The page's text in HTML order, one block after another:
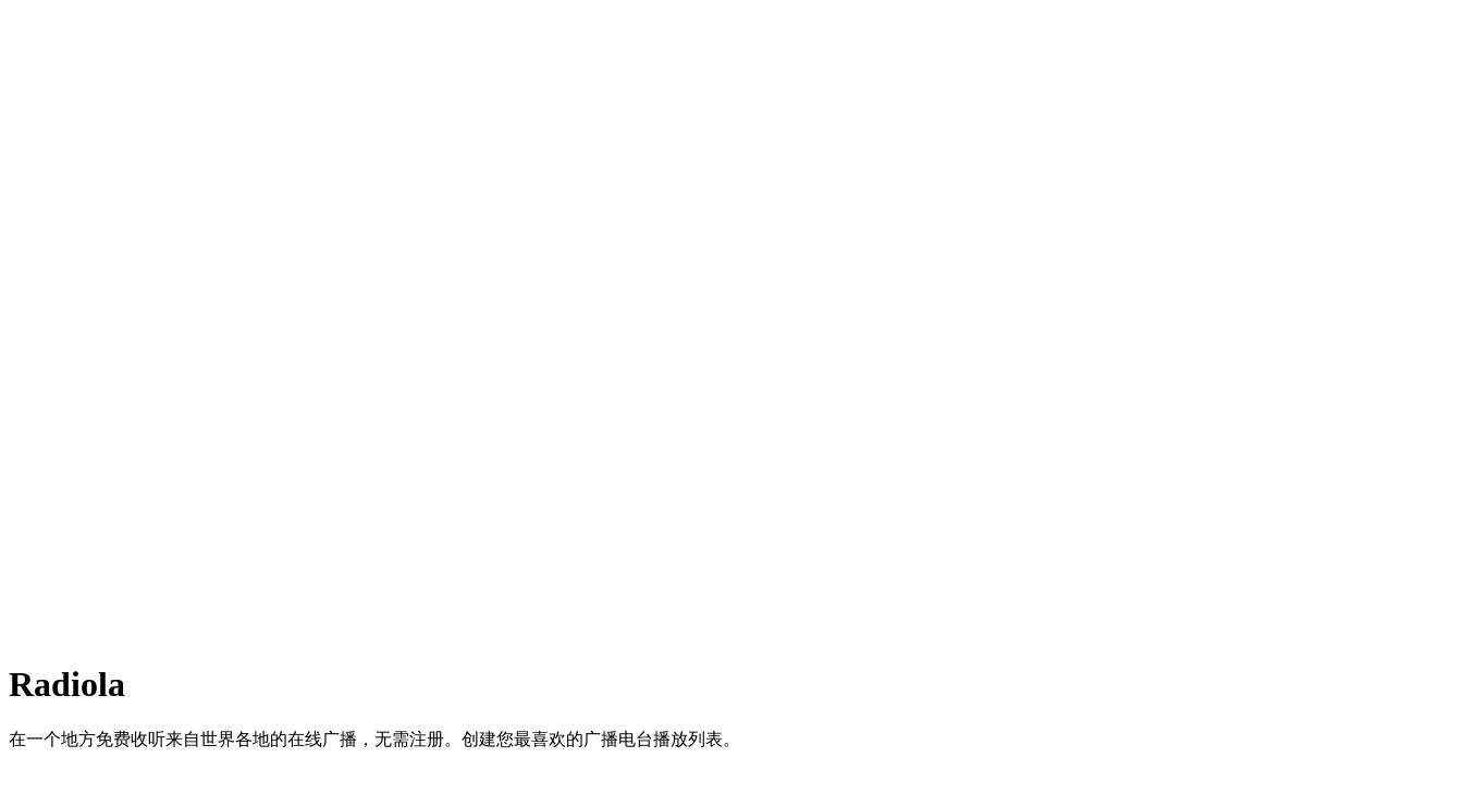
Radiola
在一个地方免费收听来自世界各地的在线广播，无需注册。创建您最喜欢的广播电台播放列表。